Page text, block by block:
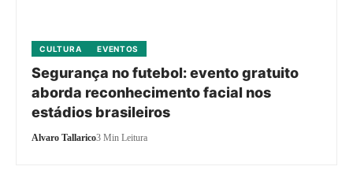
CULTURA EVENTOS
Segurança no futebol: evento gratuito
aborda reconhecimento facial nos
estádios brasileiros
Alvaro Tallarico3 Min Leitura